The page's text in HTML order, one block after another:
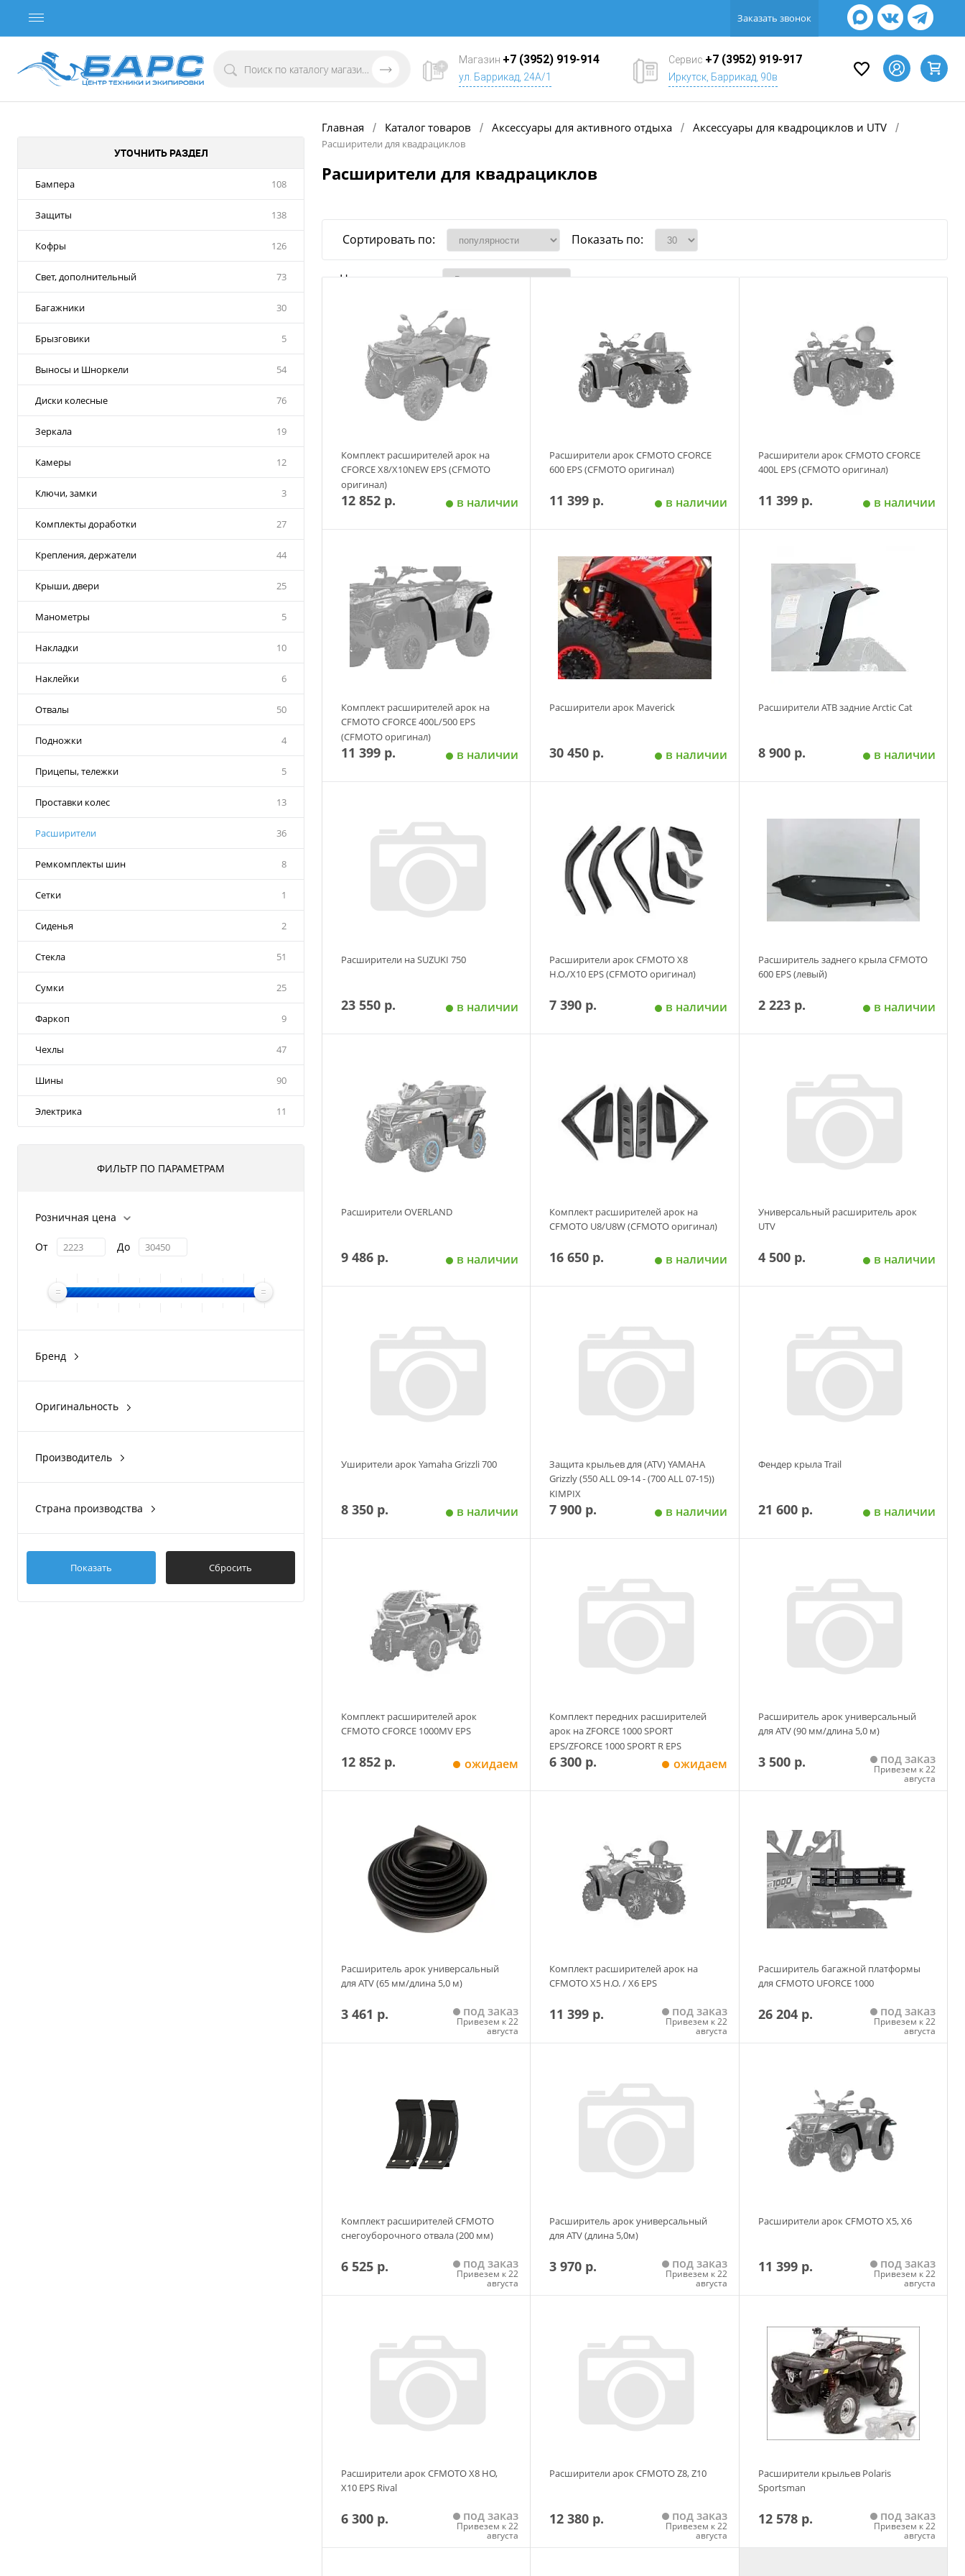
Заказать звонок
Магазин +7 (3952) 919-914
ул. Баррикад, 24А/1
Сервис +7 (3952) 919-917
Иркутск, Баррикад, 90в
УТОЧНИТЬ РАЗДЕЛ
Бампера 108
Защиты 138
Кофры 126
Свет, дополнительный 73
Багажники 30
Брызговики 5
Выносы и Шноркели 54
Диски колесные 76
Зеркала 19
Камеры 12
Ключи, замки 3
Комплекты доработки 27
Крепления, держатели 44
Крыши, двери 25
Манометры 5
Накладки 10
Наклейки 6
Отвалы 50
Подножки 4
Прицепы, тележки 5
Проставки колес 13
Расширители 36
Ремкомплекты шин 8
Сетки 1
Сиденья 2
Стекла 51
Сумки 25
Фаркоп 9
Чехлы 47
Шины 90
Электрика 11
ФИЛЬТР ПО ПАРАМЕТРАМ
Розничная цена
От До
Бренд
Оригинальность
Производитель
Страна производства
Показать Сбросить
Главная / Каталог товаров / Аксессуары для активного отдыха / Аксессуары для квадроциклов и UTV /
Расширители для квадрациклов
Расширители для квадрациклов
Сортировать по: Показать по:
Наличие товара
Комплект расширителей арок на
CFORCE X8/X10NEW EPS (CFMOTO
оригинал)
12 852 р. в наличии
Расширители арок CFMOTO CFORCE
600 EPS (CFMOTO оригинал)
11 399 р. в наличии
Добавить в корзину
Расширители арок CFMOTO CFORCE
400L EPS (CFMOTO оригинал)
11 399 р. в наличии
Комплект расширителей арок на
CFMOTO CFORCE 400L/500 EPS
(CFMOTO оригинал)
11 399 р. в наличии
Расширители арок Maverick
30 450 р. в наличии
Расширители АТВ задние Arctic Cat
8 900 р. в наличии
Расширители на SUZUKI 750
23 550 р. в наличии
Расширители арок CFMOTO Х8
H.O./X10 EPS (CFMOTO оригинал)
7 390 р. в наличии
Расширитель заднего крыла CFMOTO
600 EPS (левый)
2 223 р. в наличии
Расширители OVERLAND
9 486 р. в наличии
Комплект расширителей арок на
CFMOTO U8/U8W (CFMOTO оригинал)
16 650 р. в наличии
Универсальный расширитель арок
UTV
4 500 р. в наличии
Уширители арок Yamaha Grizzli 700
8 350 р. в наличии
Защита крыльев для (ATV) YAMAHA
Grizzly (550 ALL 09-14 - (700 ALL 07-15))
KIMPIX
7 900 р. в наличии
Фендер крыла Trail
21 600 р. в наличии
Комплект расширителей арок
CFMOTO CFORCE 1000MV EPS
12 852 р. ожидаем
Комплект передних расширителей
арок на ZFORCE 1000 SPORT
EPS/ZFORCE 1000 SPORT R EPS
6 300 р. ожидаем
Расширитель арок универсальный
для ATV (90 мм/длина 5,0 м)
3 500 р. под заказ
Привезем к 22
августа
Расширитель арок универсальный
для ATV (65 мм/длина 5,0 м)
3 461 р. под заказ
Привезем к 22
августа
Комплект расширителей арок на
CFMOTO X5 H.O. / X6 EPS
11 399 р. под заказ
Привезем к 22
августа
Расширитель багажной платформы
для CFMOTO UFORCE 1000
26 204 р. под заказ
Привезем к 22
августа
Комплект расширителей CFMOTO
снегоуборочного отвала (200 мм)
6 525 р. под заказ
Привезем к 22
августа
Расширитель арок универсальный
для ATV (длина 5,0м)
3 970 р. под заказ
Привезем к 22
августа
Расширители арок CFMOTO X5, X6
11 399 р. под заказ
Привезем к 22
августа
Расширители арок CFMOTO Х8 HO,
X10 EPS Rival
6 300 р. под заказ
Привезем к 22
августа
Расширители арок CFMOTO Z8, Z10
12 380 р. под заказ
Привезем к 22
августа
Расширители крыльев Polaris
Sportsman
12 578 р. под заказ
Привезем к 22
августа